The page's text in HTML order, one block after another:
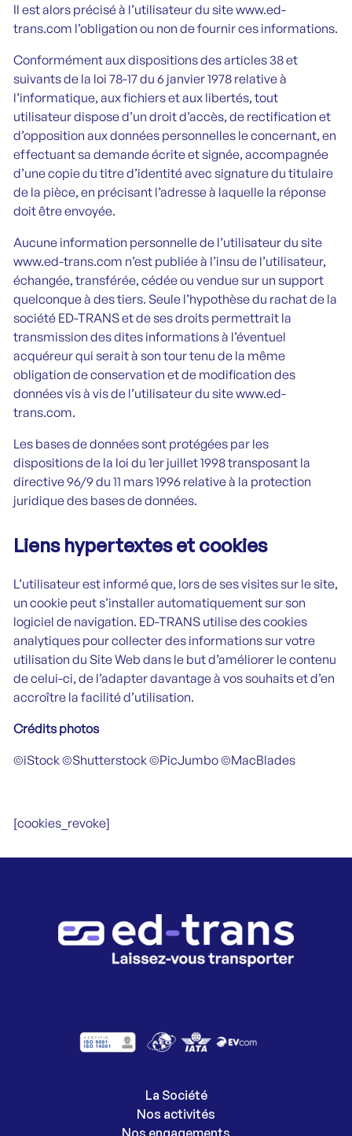
Il est alors précisé à l’utilisateur du site www.ed-
trans.com l’obligation ou non de fournir ces informations.
Conformément aux dispositions des articles 38 et
suivants de la loi 78-17 du 6 janvier 1978 relative à
l’informatique, aux fichiers et aux libertés, tout
utilisateur dispose d’un droit d’accès, de rectification et
d’opposition aux données personnelles le concernant, en
effectuant sa demande écrite et signée, accompagnée
d’une copie du titre d’identité avec signature du titulaire
de la pièce, en précisant l’adresse à laquelle la réponse
doit être envoyée.
Aucune information personnelle de l’utilisateur du site
www.ed-trans.com n’est publiée à l’insu de l’utilisateur,
échangée, transférée, cédée ou vendue sur un support
quelconque à des tiers. Seule l’hypothèse du rachat de la
société ED-TRANS et de ses droits permettrait la
transmission des dites informations à l’éventuel
acquéreur qui serait à son tour tenu de la même
obligation de conservation et de modification des
données vis à vis de l’utilisateur du site www.ed-
trans.com.
Les bases de données sont protégées par les
dispositions de la loi du 1er juillet 1998 transposant la
directive 96/9 du 11 mars 1996 relative à la protection
juridique des bases de données.
Liens hypertextes et cookies
L’utilisateur est informé que, lors de ses visites sur le site,
un cookie peut s’installer automatiquement sur son
logiciel de navigation. ED-TRANS utilise des cookies
analytiques pour collecter des informations sur votre
utilisation du Site Web dans le but d’améliorer le contenu
de celui-ci, de l’adapter davantage à vos souhaits et d’en
accroître la facilité d’utilisation.
Crédits photos
©iStock ©Shutterstock ©PicJumbo ©MacBlades
[cookies_revoke]
La Société
Nos activités